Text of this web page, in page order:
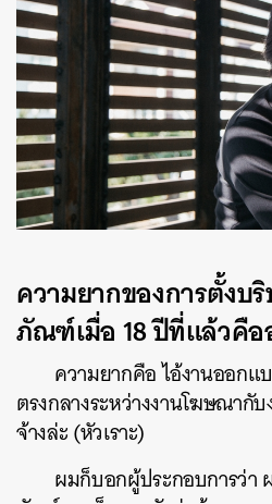
ความยากของการตั้งบ
ภัณฑ์เมื่อ 18 ปีที่แล้วคือ
ความยากคือ ไอ้งานออก
ตรงกลางระหว่างงานโฆษณากั
จ้างล่ะ (หัวเราะ)
ผมก็บอกผู้ประกอบการว่า